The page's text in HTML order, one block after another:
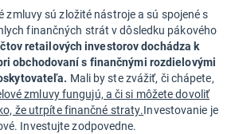
zmluvy sú zložité nástroje a sú spojené s
finančných strát v dôsledku pákového
retailových investorov dochádza k
obchodovaní s finančnými rozdielovými
Mali by ste zvážiť, či chápete,
zmluvy fungujú, a či si môžete dovoliť
že utrpíte finančné straty.Investovanie je
Investujte zodpovedne.